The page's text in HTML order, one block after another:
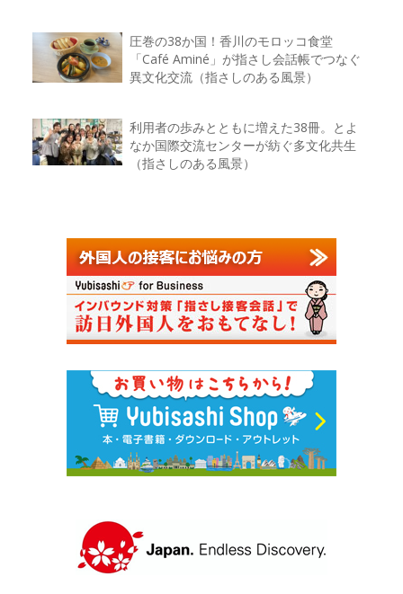
圧巻の38か国！香川のモロッコ食堂
「Café Aminé」が指さし会話帳でつなぐ
異文化交流（指さしのある風景）
利用者の歩みとともに増えた38冊。とよ
なか国際交流センターが紡ぐ多文化共生
（指さしのある風景）